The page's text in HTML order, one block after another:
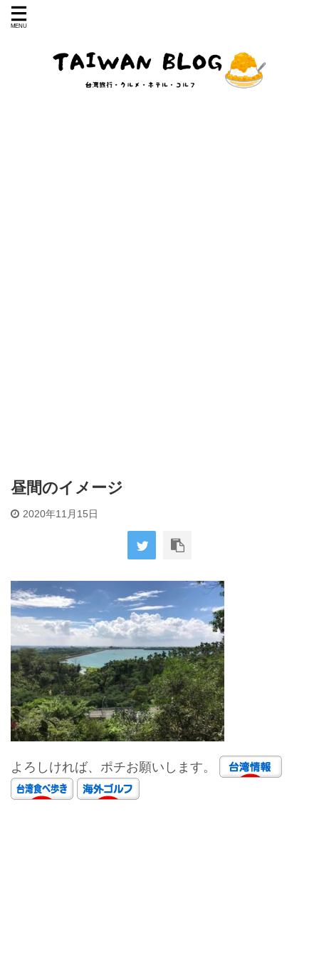
昼間のイメージ
2020年11月15日
よろしければ、ポチお願いします。